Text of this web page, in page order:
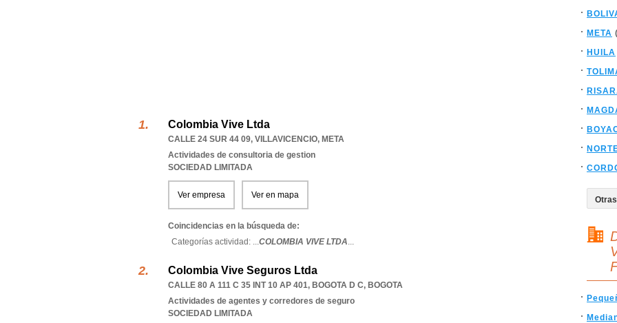
Colombia Vive Ltda
CALLE 24 SUR 44 09, VILLAVICENCIO, META
Actividades de consultoria de gestion
SOCIEDAD LIMITADA
Ver empresa Ver en mapa
Coincidencias en la búsqueda de:
Categorías actividad: ...COLOMBIA VIVE LTDA...
Colombia Vive Seguros Ltda
CALLE 80 A 111 C 35 INT 10 AP 401, BOGOTA D C, BOGOTA
Actividades de agentes y corredores de seguro
SOCIEDAD LIMITADA
META
HUILA